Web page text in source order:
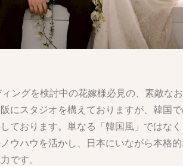
ングを検討中の花嫁様必見の、素敵な
にスタジオを構えておりますが、韓国
ております。単なる「韓国風」ではな
ウハウを活かし、日本にいながら本格
です。